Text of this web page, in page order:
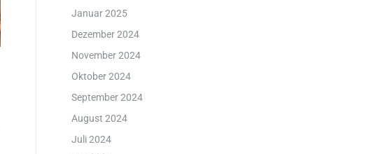
Januar 2025
Dezember 2024
November 2024
Oktober 2024
September 2024
August 2024
Juli 2024